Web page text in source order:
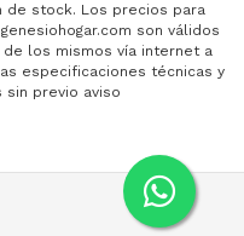
de stock. Los precios para
son válidos
los mismos vía internet a
especificaciones técnicas y
sin previo aviso